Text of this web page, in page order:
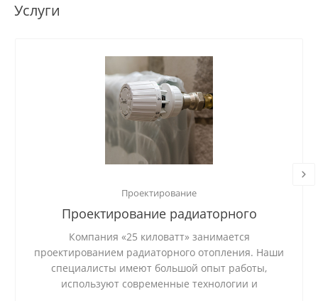
Услуги
Проектирование
Проектирование радиаторного
отопления
Компания «25 киловатт» занимается
проектированием радиаторного отопления. Наши
специалисты имеют большой опыт работы,
используют современные технологии и